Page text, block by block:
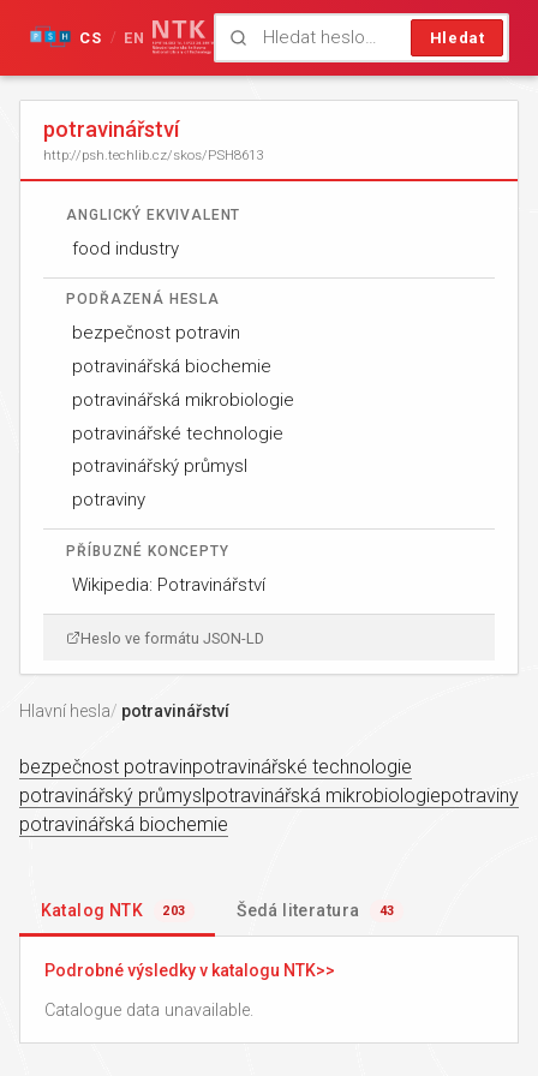
Hledat
CS / EN
potravinářství
http://psh.techlib.cz/skos/PSH8613
ANGLICKÝ EKVIVALENT
food industry
PODŘAZENÁ HESLA
bezpečnost potravin
potravinářská biochemie
potravinářská mikrobiologie
potravinářské technologie
potravinářský průmysl
potraviny
PŘÍBUZNÉ KONCEPTY
Wikipedia: Potravinářství
Heslo ve formátu JSON-LD
Hlavní hesla potravinářství
bezpečnost potravinpotravinářské technologie
potravinářský průmyslpotravinářská mikrobiologiepotraviny
potravinářská biochemie
Katalog NTK 203 Šedá literatura 43
Podrobné výsledky v katalogu NTK
Catalogue data unavailable.